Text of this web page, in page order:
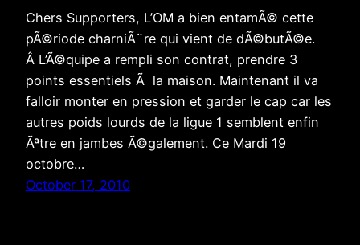
Chers Supporters, L’OM a bien entamÃ© cette
pÃ©riode charniÃ¨re qui vient de dÃ©butÃ©e.
Â L’Ã©quipe a rempli son contrat, prendre 3
points essentiels Ã la maison. Maintenant il va
falloir monter en pression et garder le cap car les
autres poids lourds de la ligue 1 semblent enfin
Ãªtre en jambes Ã©galement. Ce Mardi 19
octobre…
October 17, 2010